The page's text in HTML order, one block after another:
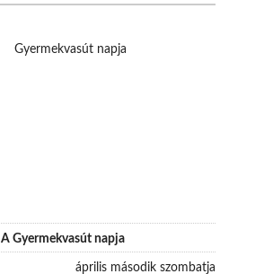
A Gyermekvasút napja
április második szombatja